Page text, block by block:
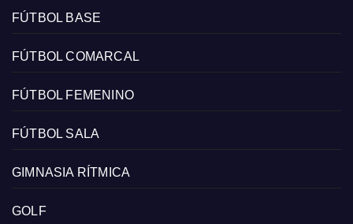
FÚTBOL BASE
FÚTBOL COMARCAL
FÚTBOL FEMENINO
FÚTBOL SALA
GIMNASIA RÍTMICA
GOLF